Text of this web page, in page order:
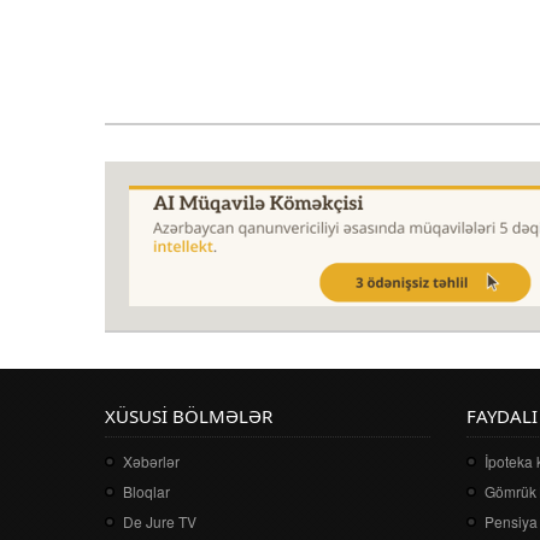
XÜSUSI BÖLMƏLƏR
Xəbərlər
Bloqlar
De Jure TV
FAYDALI
İpoteka